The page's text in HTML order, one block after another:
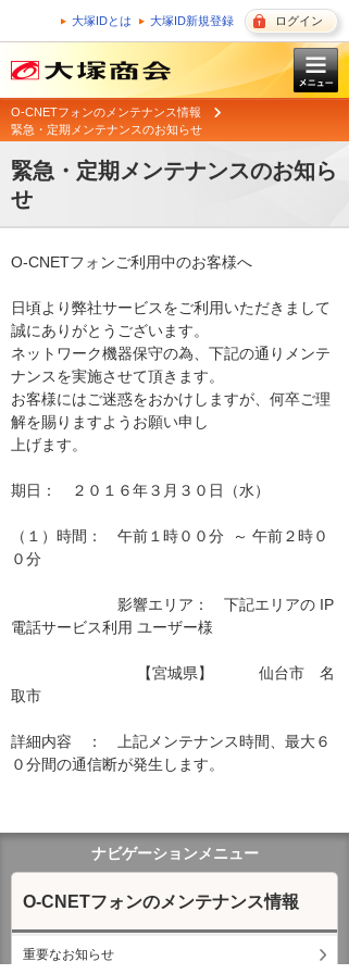
大塚IDとは 大塚ID新規登録 ログイン
O-CNETフォンのメンテナンス情報
緊急・定期メンテナンスのお知らせ
緊急・定期メンテナンスのお知ら
せ
O-CNETフォンご利用中のお客様へ
日頃より弊社サービスをご利用いただきまして
誠にありがとうございます。
ネットワーク機器保守の為、下記の通りメンテ
ナンスを実施させて頂きます。
お客様にはご迷惑をおかけしますが、何卒ご理
解を賜りますようお願い申し
上げます。
期日：　２０１６年３月３０日（水）
（１）時間：　午前１時００分  ～ 午前２時０
０分
影響エリア：　下記エリアの IP
電話サービス利用 ユーザー様
【宮城県】　　　仙台市　名
取市
詳細内容　：　上記メンテナンス時間、最大６
０分間の通信断が発生します。
ナビゲーションメニュー
O-CNETフォンのメンテナンス情報
重要なお知らせ